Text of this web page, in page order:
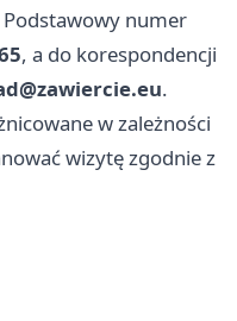
Podstawowy numer
, a do korespondencji
.
w zależności
wizytę zgodnie z